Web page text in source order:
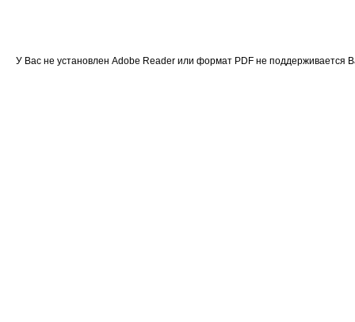
У Вас не установлен Adobe Reader или формат PDF не поддерживается